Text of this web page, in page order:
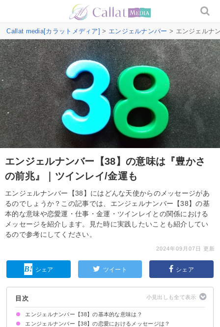
Callat media[カラットメディア] > エンジェルナンバー > エンジェルナ
エンジェルナンバー【38】の意味は『豊かさ
の前兆』｜ツインレイ/金運も
エンジェルナンバー【38】にはどんな天使からのメッセージがあ
るのでしょうか？この記事では、エンジェルナンバー【38】の基
本的な意味や恋愛運・仕事・金運・ツインレイとの関係における
メッセージを紹介します。見た時に実践したいことも紹介してい
るので参考にしてください。
2024年09月07日 更新
シェア ツイート シェア
目次
エンジェルナンバー【38】の基本的な意味は？
変化を恐れず流れに乗りましょう
あなたの中の直感が高まっています
エンジェルナンバー【38】の恋愛におけるメッセージは？